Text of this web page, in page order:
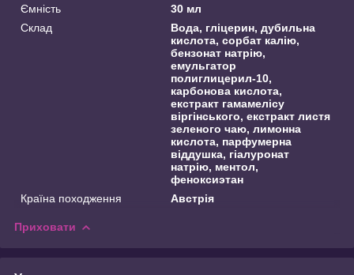
Ємність
30 мл
Склад
Вода, гліцерин, дубильна
кислота, сорбат калію,
бензонат натрію,
емульгатор
полиглицерил-10,
карбонова кислота,
екстракт гамамелісу
віргінського, екстракт листя
зеленого чаю, лимонна
кислота, парфумерна
віддушка, гіалуронат
натрію, ментол,
феноксиэтан
Країна походження
Австрія
Приховати